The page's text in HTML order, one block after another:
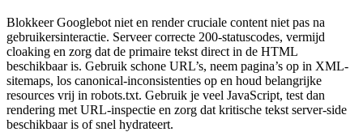
Blokkeer Googlebot niet en render cruciale content niet pas na
gebruikersinteractie. Serveer correcte 200-statuscodes, vermijd
cloaking en zorg dat de primaire tekst direct in de HTML
beschikbaar is. Gebruik schone URL’s, neem pagina’s op in XML-
sitemaps, los canonical-inconsistenties op en houd belangrijke
resources vrij in robots.txt. Gebruik je veel JavaScript, test dan
rendering met URL-inspectie en zorg dat kritische tekst server-side
beschikbaar is of snel hydrateert.